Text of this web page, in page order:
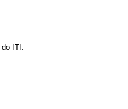
do ITI.